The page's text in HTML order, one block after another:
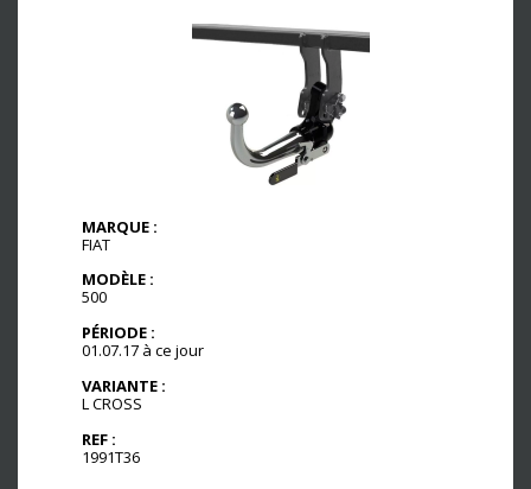
MARQUE :
FIAT
MODÈLE :
500
PÉRIODE :
01.07.17 à ce jour
VARIANTE :
L CROSS
REF :
1991T36